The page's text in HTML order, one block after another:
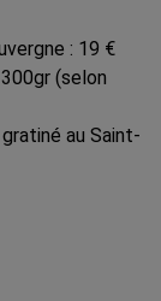
: 19 €
(selon
au Saint-